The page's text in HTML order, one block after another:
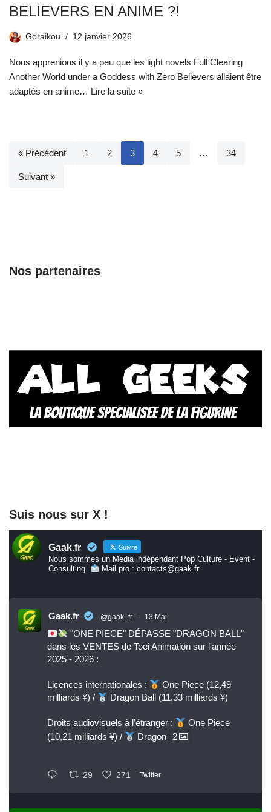
BELIEVERS EN ANIME ?!
Goraikou 12 janvier 2026
Nous apprenions il y a peu que les light novels Full Clearing
Another World under a Goddess with Zero Believers allaient être
adaptés en anime… Lire la suite »
« Précédent 1 2 3 4 5 … 34
Suivant »
Nos partenaires
Suis nous sur X !
Gaak.fr Suivre
Nous sommes un Media indépendant Pop Culture - Event -
Consulting.
Mail pro : contacts@gaak.fr
Gaak.fr @gaak_fr · 13 Mai
"ONE PIECE" DÉPASSE "DRAGON BALL"
dans les VENTES de Toei Animation sur l'année
2025 - 2026 :
Licences internationales :
One Piece (12,49
milliards ¥) /
Dragon Ball (11,33 milliards ¥)
Droits audiovisuels à l’étranger :
One Piece
(10,21 milliards ¥) /
Dragon 2
29 271 Twitter